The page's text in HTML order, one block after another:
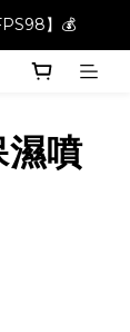
】💰
】💰
運費📦!
噴